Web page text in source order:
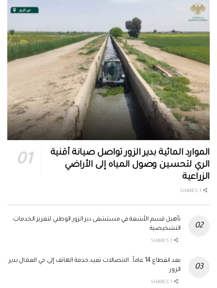
الموارد المائية بدير الزور تواصل صيانة أقنية
الري لتحسين وصول المياه إلى الأراضي
الزراعية
تأهيل قسم الأشعة في مستشفى دير الزور الوطني لتعزيز الخدمات
التشخيصية
بعد انقطاع 14 عاماً.. الاتصالات تعيد خدمة الهاتف إلى حي العمال بدير
الزور